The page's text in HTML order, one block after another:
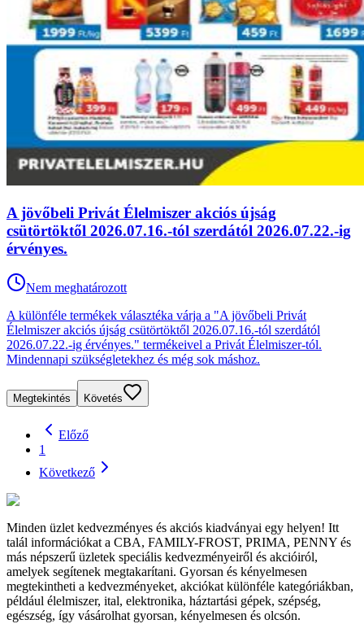
A jövőbeli Privát Élelmiszer akciós újság
csütörtöktől 2026.07.16.-tól szerdától 2026.07.22.-ig
érvényes.
Nem meghatározott
A különféle termékek választéka várja a "A jövőbeli Privát
Élelmiszer akciós újság csütörtöktől 2026.07.16.-tól szerdától
2026.07.22.-ig érvényes." termékeivel a Privát Élelmiszer-tól.
Mindennapi szükségletekhez és még sok máshoz.
Megtekintés Követés
Előző
1
Következő
Minden üzlet kedvezményes és akciós kiadványai egy helyen! Itt
talál információkat a CBA, FAMILY-FROST, PRIMA, PENNY és
más népszerű üzletek speciális kedvezményeiről és akcióiról,
amelyek segítenek megtakarítani. Gyorsan és kényelmesen
megtekintheti a kedvezményeket, akciókat különféle kategóriákban,
például élelmiszer, ital, elektronika, háztartási gépek, szépség,
egészség, így vásárolhat gyorsan, kényelmesen és olcsón.